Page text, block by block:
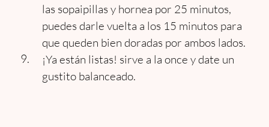
las sopaipillas y hornea por 25 minutos,
puedes darle vuelta a los 15 minutos para
que queden bien doradas por ambos lados.
¡Ya están listas! sirve a la once y date un
gustito balanceado.